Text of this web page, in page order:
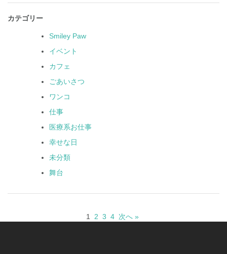
カテゴリー
Smiley Paw
イベント
カフェ
ごあいさつ
ワンコ
仕事
医療系お仕事
幸せな日
未分類
舞台
1 2 3 4 次へ »